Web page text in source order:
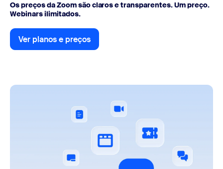
Os preços da Zoom são claros e transparentes. Um preço.
Webinars ilimitados.
Ver planos e preços
Ver planos e preços